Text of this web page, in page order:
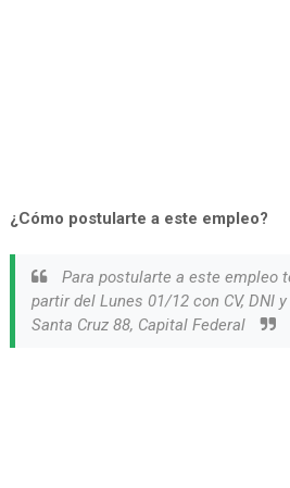
¿Cómo postularte a este empleo?
Para postularte a este empleo
partir del Lunes 01/12 con CV, DNI
Santa Cruz 88, Capital Federal